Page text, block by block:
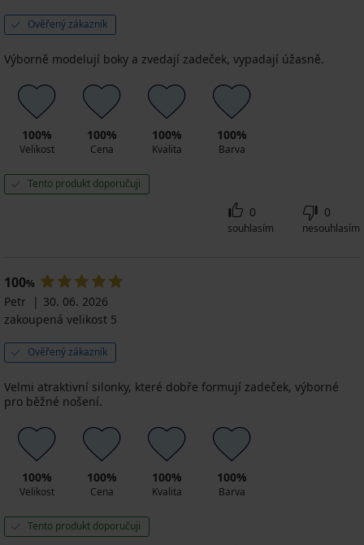
Ověřený zákazník
Výborně modelují boky a zvedají zadeček, vypadají úžasně.
100%
Velikost
100%
Cena
100%
Kvalita
100%
Barva
Tento produkt doporučuji
0
souhlasím
0
nesouhlasím
100%
Petr
30. 06. 2026
zakoupená velikost 5
Ověřený zákazník
Velmi atraktivní silonky, které dobře formují zadeček, výborné
pro běžné nošení.
100%
Velikost
100%
Cena
100%
Kvalita
100%
Barva
Tento produkt doporučuji